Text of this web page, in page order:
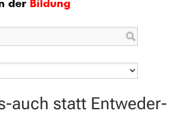
auch statt Entweder-